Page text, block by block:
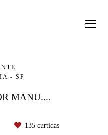
- SP
MANU....
135 curtidas